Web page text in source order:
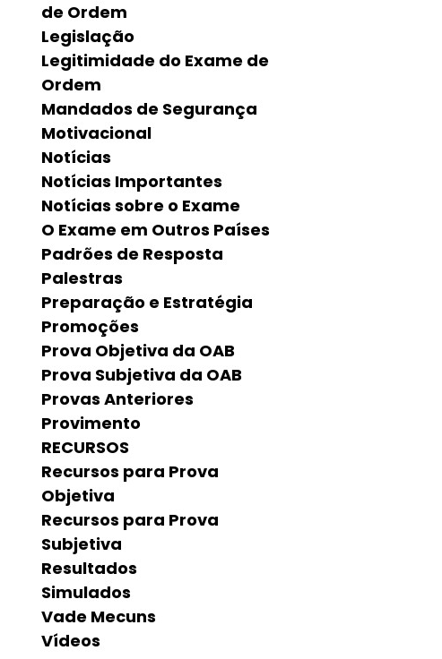
de Ordem
Legislação
Legitimidade do Exame de
Ordem
Mandados de Segurança
Motivacional
Notícias
Notícias Importantes
Notícias sobre o Exame
O Exame em Outros Países
Padrões de Resposta
Palestras
Preparação e Estratégia
Promoções
Prova Objetiva da OAB
Prova Subjetiva da OAB
Provas Anteriores
Provimento
RECURSOS
Recursos para Prova
Objetiva
Recursos para Prova
Subjetiva
Resultados
Simulados
Vade Mecuns
Vídeos